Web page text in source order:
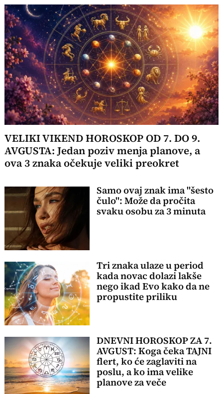
VELIKI VIKEND HOROSKOP OD 7. DO 9.
AVGUSTA: Jedan poziv menja planove, a
ova 3 znaka očekuje veliki preokret
Samo ovaj znak ima "šesto
čulo": Može da pročita
svaku osobu za 3 minuta
Tri znaka ulaze u period
kada novac dolazi lakše
nego ikad Evo kako da ne
propustite priliku
DNEVNI HOROSKOP ZA 7.
AVGUST: Koga čeka TAJNI
flert, ko će zaglaviti na
poslu, a ko ima velike
planove za veče